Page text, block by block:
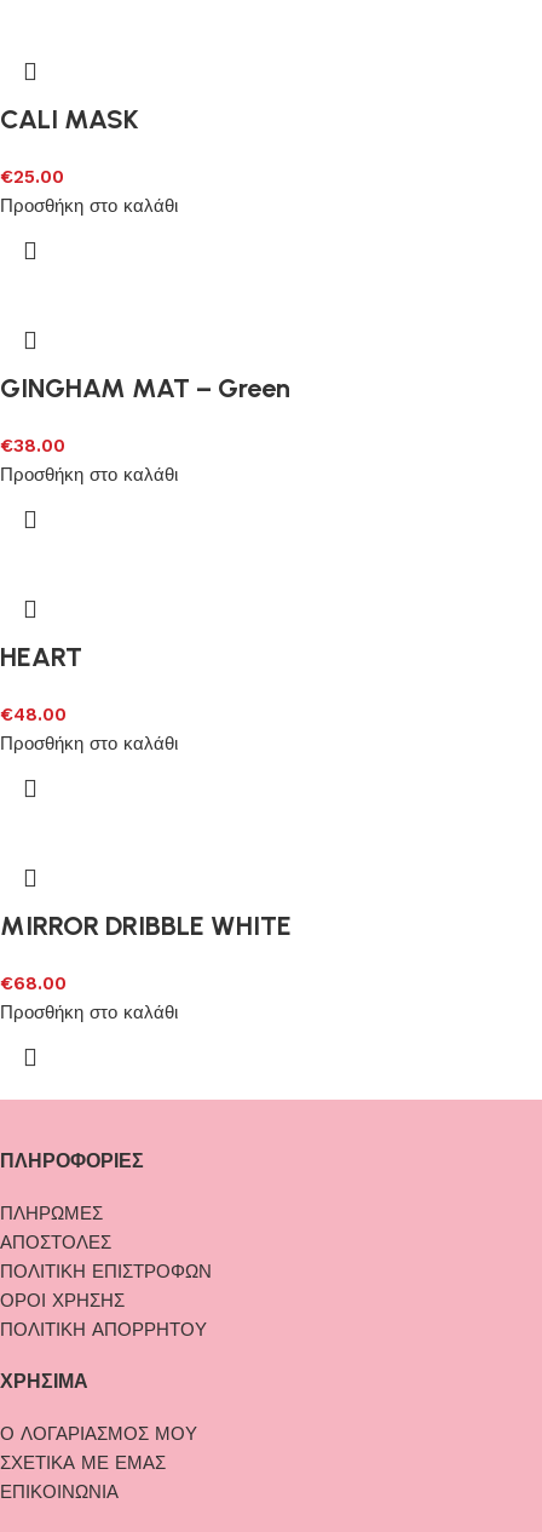
CALI MASK
€25.00
Προσθήκη στο καλάθι
GINGHAM MAT – Green
€38.00
Προσθήκη στο καλάθι
HEART
€48.00
Προσθήκη στο καλάθι
MIRROR DRIBBLE WHITE
€68.00
Προσθήκη στο καλάθι
ΠΛΗΡΟΦΟΡΙΕΣ
ΠΛΗΡΩΜΕΣ
ΑΠΟΣΤΟΛΕΣ
ΠΟΛΙΤΙΚΗ ΕΠΙΣΤΡΟΦΩΝ
ΟΡΟΙ ΧΡΗΣΗΣ
ΠΟΛΙΤΙΚΗ ΑΠΟΡΡΗΤΟΥ
ΧΡΗΣΙΜΑ
Ο ΛΟΓΑΡΙΑΣΜΟΣ ΜΟΥ
ΣΧΕΤΙΚΑ ΜΕ ΕΜΑΣ
ΕΠΙΚΟΙΝΩΝΙΑ